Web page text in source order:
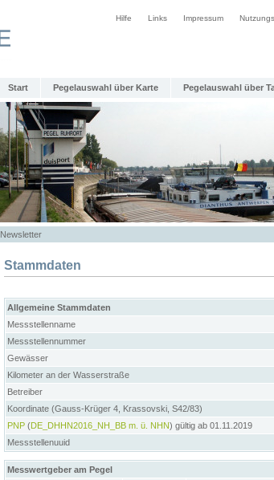
Hilfe Links Impressum
Start Pegelauswahl über Karte Pegelauswahl über
Newsletter
Stammdaten
Allgemeine Stammdaten
Messstellenname
Messstellennummer
Gewässer
Kilometer an der Wasserstraße
Betreiber
Koordinate (Gauss-Krüger 4, Krassovski, S42/83)
PNP (DE_DHHN2016_NH_BB m. ü. NHN) gültig ab 01.11.2019
Messstellenuuid
Messwertgeber am Pegel